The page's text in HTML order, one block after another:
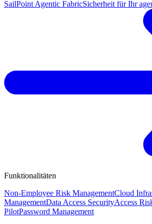
SailPoint Agentic FabricSicherheit für Ihr
Funktionalitäten
Non-Employee Risk ManagementCloud
ManagementData Access SecurityAccess
PilotPassword Management